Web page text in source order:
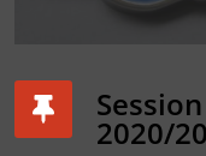
2020/